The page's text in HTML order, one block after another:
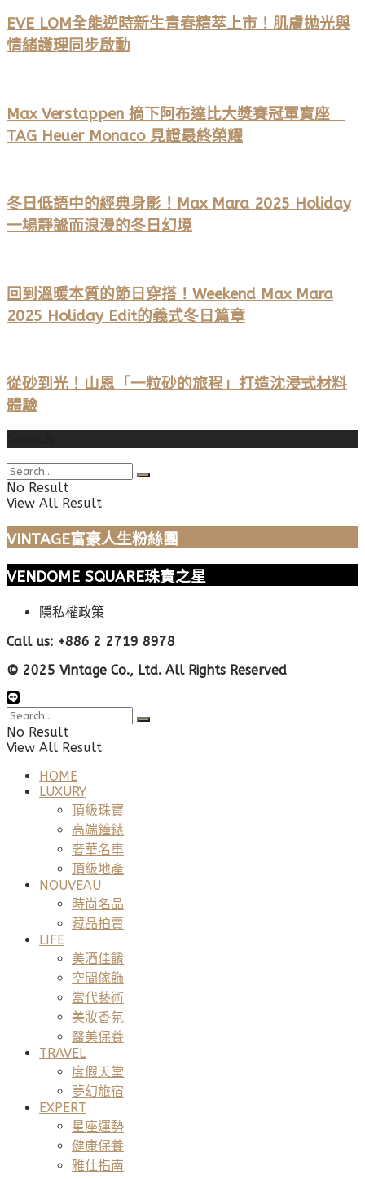
EVE LOM全能逆時新生青春精萃上市！肌膚拋光與
情緒護理同步啟動
Max Verstappen 摘下阿布達比大獎賽冠軍寶座
TAG Heuer Monaco 見證最終榮耀
冬日低語中的經典身影！Max Mara 2025 Holiday
一場靜謐而浪漫的冬日幻境
回到溫暖本質的節日穿搭！Weekend Max Mara
2025 Holiday Edit的義式冬日篇章
從砂到光！山恩「一粒砂的旅程」打造沈浸式材料
體驗
No Result
View All Result
VINTAGE富豪人生粉絲團
VENDOME SQUARE珠寶之星
隱私權政策
Call us: +886 2 2719 8978
© 2025 Vintage Co., Ltd. All Rights Reserved
No Result
View All Result
HOME
LUXURY
頂級珠寶
高端鐘錶
奢華名車
頂級地產
NOUVEAU
時尚名品
藏品拍賣
LIFE
美酒佳餚
空間傢飾
當代藝術
美妝香氛
醫美保養
TRAVEL
度假天堂
夢幻旅宿
EXPERT
星座運勢
健康保養
雅仕指南